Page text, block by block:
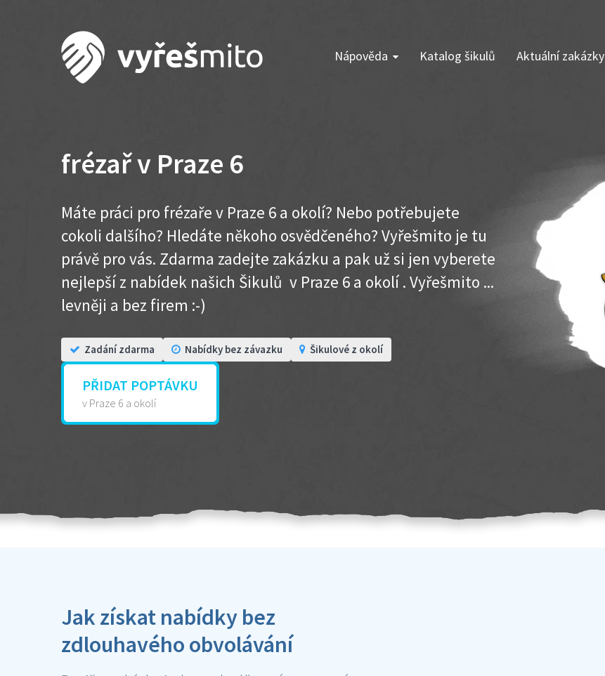
Nápověda Katalog šikulů Aktuální zakázky
frézař v Praze 6
Máte práci pro frézaře v Praze 6 a okolí? Nebo potřebujete
cokoli dalšího? Hledáte někoho osvědčeného? Vyřešmito je tu
právě pro vás. Zdarma zadejte zakázku a pak už si jen vyberete
nejlepší z nabídek našich Šikulů v Praze 6 a okolí . Vyřešmito ...
levněji a bez firem :-)
Zadání zdarma Nabídky bez závazku Šikulové z okolí
PŘIDAT POPTÁVKU
v Praze 6 a okolí
Jak získat nabídky bez
zdlouhavého obvolávání